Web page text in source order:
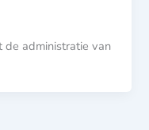
de administratie van